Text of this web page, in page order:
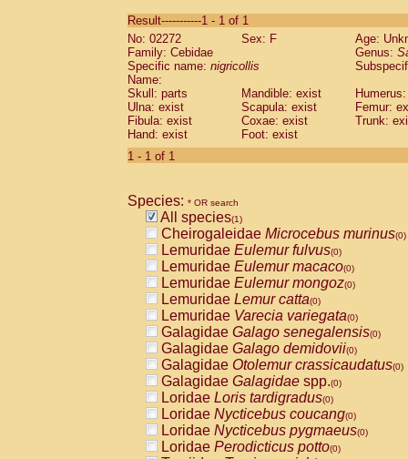
CebidaeSaguinus labiatus(0)
Cebidae Saguinus leucopus (0)
Cebidae
CebidaeSaguinus mystax
Cebidae Saguinus nigricollis (1)
Cebidae Saguinus oedipus
Cebidae Saguinus weddelli
Cebidae Saguinusspp.
Cebidae
CebidaeCebus capucinus
CebidaeCebus nigrivittatus
CebidaeCebus spp.(0)
CebidaeSaimiri boliviensis(0)
CebidaeSaimiri sciureus(0)
AtelidaeAlouatta caraya(0)
AtelidaeAlouatta fusca(0)
AtelidaeAlouatta seniculus(0)
AtelidaeAlouattaspp.(0)
AtelidaeAteles belzebuth(0)
AtelidaeAteles geoffroyi(0)
AtelidaeAteles paniscus(0)
AtelidaeAtelesspp.(0)
AtelidaeLagothrix lagothricha(0)
AtelidaeLagothrix lagothricha cana
PitheciidaeCacajao calvus
Result-----------1 - 1 of 1
No: 02272
Sex: F
Age:
Family: Cebidae
Genus:
Specific name: nigricollis
Name:
Skull: parts
Mandible: exist
Ulna: exist
Scapula: exist
Femur:
Fibula: exist
Coxae: exist
Trunk:
Hand: exist
Foot: exist
1 - 1 of 1
Species: * OR search
All species(1)
Cheirogaleidae Microcebus murinus(0)
Lemuridae Eulemur fulvus(0)
Lemuridae Eulemur macaco(0)
Lemuridae Eulemur mongoz(0)
Lemuridae Lemur catta(0)
Lemuridae Varecia variegata(0)
Galagidae Galago senegalensis(0)
Galagidae Galago demidovii(0)
Galagidae Otolemur crassicaudatus(0)
Galagidae Galagidae spp.(0)
Loridae Loris tardigradus(0)
Loridae Nycticebus coucang(0)
Loridae Nycticebus pygmaeus(0)
Loridae Perodicticus potto(0)